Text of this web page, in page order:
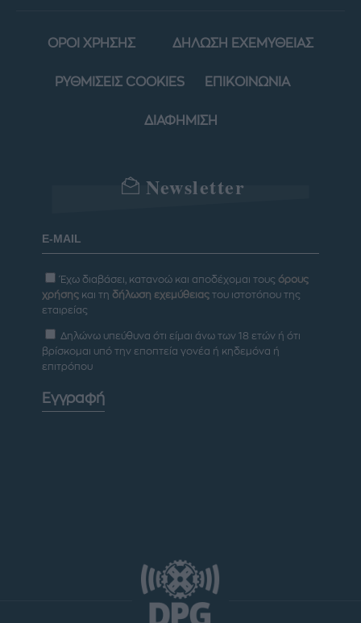
ΟΡΟΙ ΧΡΗΣΗΣ ΔΗΛΩΣΗ ΕΧΕΜΥΘΕΙΑΣ
ΡΥΘΜΙΣΕΙΣ COOKIES ΕΠΙΚΟΙΝΩΝΙΑ
ΔΙΑΦΗΜΙΣΗ
Newsletter
Έχω διαβάσει, κατανοώ και αποδέχομαι τους όρους
χρήσης και τη δήλωση εχεμύθειας του ιστοτόπου της
εταιρείας
Δηλώνω υπεύθυνα ότι είμαι άνω των 18 ετών ή ότι
βρίσκομαι υπό την εποπτεία γονέα ή κηδεμόνα ή
επιτρόπου
Εγγραφή